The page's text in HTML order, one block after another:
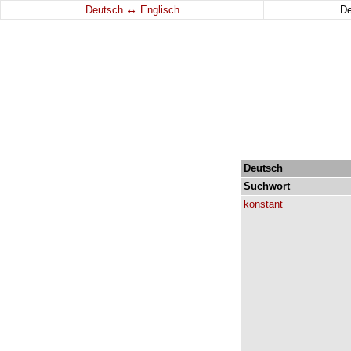
Deutsch ↔ Englisch
Deutsch
Suchwort
konstant